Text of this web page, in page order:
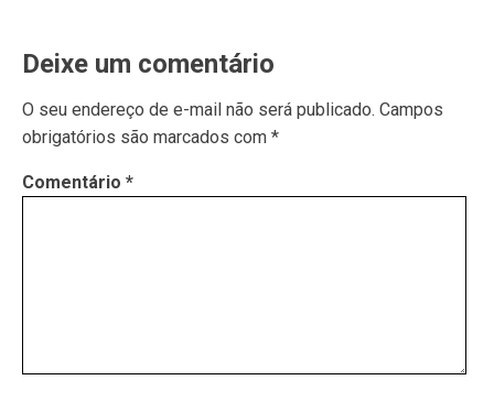
Deixe um comentário
O seu endereço de e-mail não será publicado. Campos
obrigatórios são marcados com *
Comentário *